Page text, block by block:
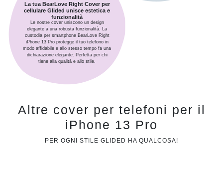
La tua BearLove Right Cover per
cellulare Glided unisce estetica e
funzionalità
Le nostre cover uniscono un design
elegante a una robusta funzionalità. La
custodia per smartphone BearLove Right
iPhone 13 Pro protegge il tuo telefono in
modo affidabile e allo stesso tempo fa una
dichiarazione elegante. Perfetta per chi
tiene alla qualità e allo stile.
Altre cover per telefoni per il
iPhone 13 Pro
PER OGNI STILE GLIDED HA QUALCOSA!